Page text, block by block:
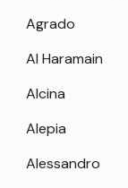
Agrado
Al Haramain
Alcina
Alepia
Alessandro